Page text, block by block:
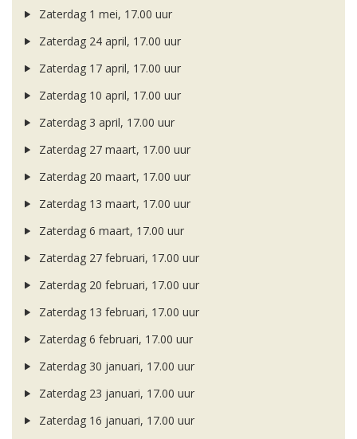
Zaterdag 1 mei, 17.00 uur
Zaterdag 24 april, 17.00 uur
Zaterdag 17 april, 17.00 uur
Zaterdag 10 april, 17.00 uur
Zaterdag 3 april, 17.00 uur
Zaterdag 27 maart, 17.00 uur
Zaterdag 20 maart, 17.00 uur
Zaterdag 13 maart, 17.00 uur
Zaterdag 6 maart, 17.00 uur
Zaterdag 27 februari, 17.00 uur
Zaterdag 20 februari, 17.00 uur
Zaterdag 13 februari, 17.00 uur
Zaterdag 6 februari, 17.00 uur
Zaterdag 30 januari, 17.00 uur
Zaterdag 23 januari, 17.00 uur
Zaterdag 16 januari, 17.00 uur